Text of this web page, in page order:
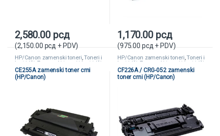
2,580.00 рсд
(2,150.00 рсд + PDV)
1,170.00 рсд
(975.00 рсд + PDV)
HP/Canon zamenski toneri,Toneri i
kertridži Zamenski toneri i kertridži
CE255A zamenski toner crni
(HP/Canon)
HP/Canon zamenski toneri,Toneri i
kertridži Zamenski toneri i kertridži
CF226A / CRG-052 zamenski
toner crni (HP/Canon)